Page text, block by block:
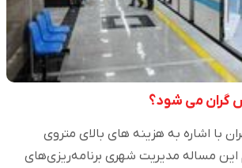
گران می شود؟
با اشاره به هزینه های بالای متروی
مساله مدیریت شهری برنامه‌ریزی‌های